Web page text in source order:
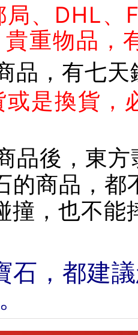
局、DHL、
重物品，
品，有七
或是換貨，
品後，東
的商品，
撞，也不
石，都建